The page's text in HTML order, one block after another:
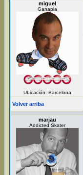
miguel
Ganapia
Ubicación: Barcelona
Volver arriba
marjau
Addicted Skater